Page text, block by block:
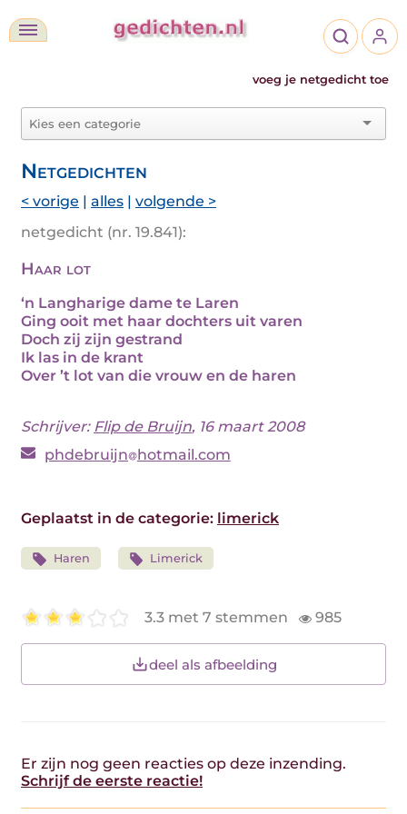
voeg je netgedicht toe
Netgedichten
< vorige | alles | volgende >
netgedicht (nr. 19.841):
Haar lot
‘n Langharige dame te Laren
Ging ooit met haar dochters uit varen
Doch zij zijn gestrand
Ik las in de krant
Over ’t lot van die vrouw en de haren
Schrijver: Flip de Bruijn, 16 maart 2008
phdebruijn hotmail.com
Geplaatst in de categorie: limerick
Haren Limerick
3.3 met 7 stemmen 985
deel als afbeelding
Er zijn nog geen reacties op deze inzending.
Schrijf de eerste reactie!